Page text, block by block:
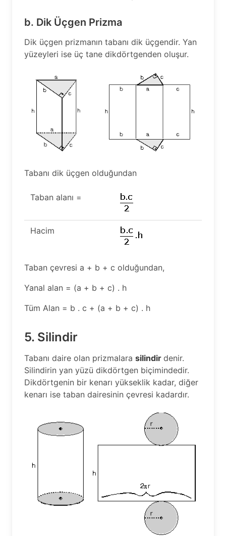
b. Dik Üçgen Prizma
Dik üçgen prizmanın tabanı dik üçgendir. Yan
yüzeyleri ise üç tane dikdörtgenden oluşur.
Tabanı dik üçgen olduğundan
Taban alanı =
Hacim
Taban çevresi a + b + c olduğundan,
Yanal alan = (a + b + c) . h
Tüm Alan = b . c + (a + b + c) . h
5. Silindir
Tabanı daire olan prizmalara silindir denir.
Silindirin yan yüzü dikdörtgen biçimindedir.
Dikdörtgenin bir kenarı yükseklik kadar, diğer
kenarı ise taban dairesinin çevresi kadardır.